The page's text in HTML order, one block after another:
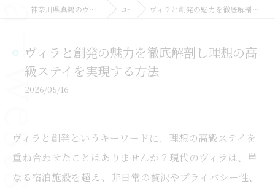
神奈川県真鶴のヴィラならウェストサイド コラム ヴィラと創発の魅力を徹底解剖し理想の高級ステイを実現する方法
ヴィラと創発の魅力を徹底解剖し理想の高
級ステイを実現する方法
2026/05/16
ヴィラと創発というキーワードに、理想の高級ステイを
重ね合わせたことはありませんか？現代のヴィラは、単
なる宿泊施設を超え、非日常の贅沢やプライバシー性、